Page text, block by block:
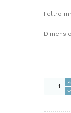
Feltro
FELTRO
AVORIO